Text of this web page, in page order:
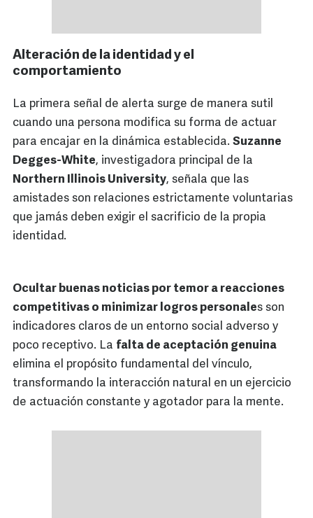
Alteración de la identidad y el
comportamiento
La primera señal de alerta surge de manera sutil
cuando una persona modifica su forma de actuar
para encajar en la dinámica establecida. Suzanne
Degges-White, investigadora principal de la
Northern Illinois University, señala que las
amistades son relaciones estrictamente voluntarias
que jamás deben exigir el sacrificio de la propia
identidad.
Ocultar buenas noticias por temor a reacciones
competitivas o minimizar logros personales son
indicadores claros de un entorno social adverso y
poco receptivo. La falta de aceptación genuina
elimina el propósito fundamental del vínculo,
transformando la interacción natural en un ejercicio
de actuación constante y agotador para la mente.